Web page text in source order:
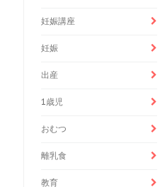
妊娠講座
妊娠
出産
1歳児
おむつ
離乳食
教育